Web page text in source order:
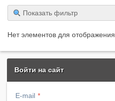
Показать фильтр
Нет элементов для отображения
Войти на сайт
E-mail